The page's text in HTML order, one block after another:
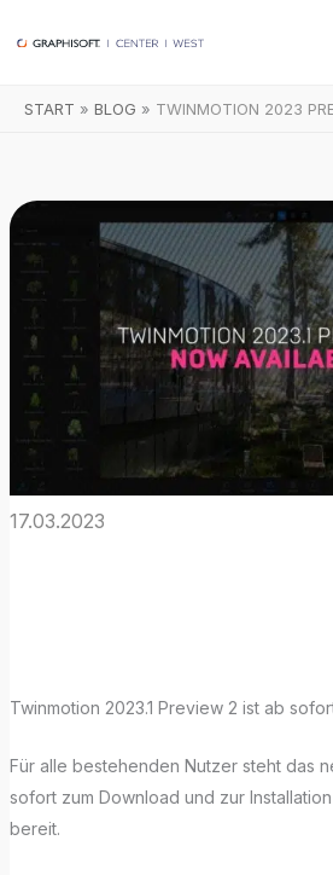
Inhalt
START BLOG TWINMOTION 2023
17.03.2023
Twinmotion 2023.1 Preview 2 ist ab
Für alle bestehenden Nutzer steht das
sofort zum Download und zur
bereit.